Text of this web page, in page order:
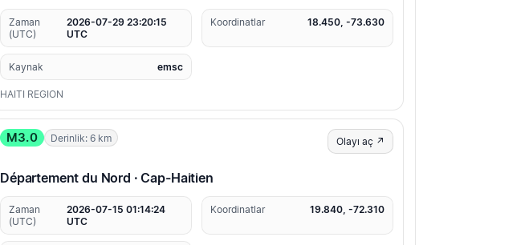
Zaman
(UTC)
2026-07-29 23:20:15
UTC
Koordinatlar 18.450, -73.630
Kaynak emsc
HAITI REGION
M3.0 Derinlik: 6 km Olayı aç ↗
Département du Nord · Cap-Haitien
Zaman
(UTC)
2026-07-15 01:14:24
UTC
Koordinatlar 19.840, -72.310